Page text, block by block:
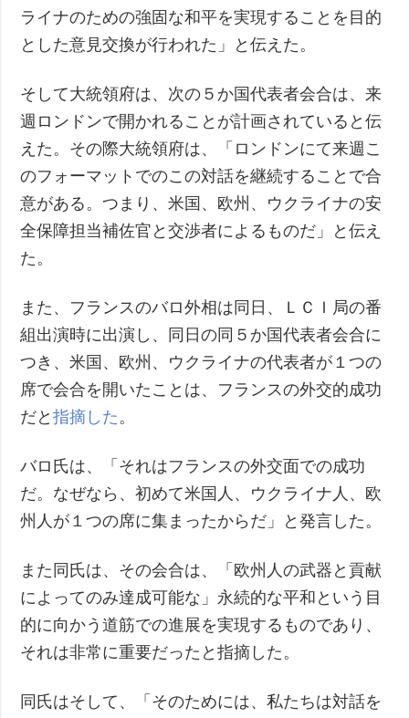
ライナのための強固な和平を実現することを目的
とした意見交換が行われた」と伝えた。
そして大統領府は、次の５か国代表者会合は、来
週ロンドンで開かれることが計画されていると伝
えた。その際大統領府は、「ロンドンにて来週こ
のフォーマットでのこの対話を継続することで合
意がある。つまり、米国、欧州、ウクライナの安
全保障担当補佐官と交渉者によるものだ」と伝え
た。
また、フランスのバロ外相は同日、ＬＣＩ局の番
組出演時に出演し、同日の同５か国代表者会合に
つき、米国、欧州、ウクライナの代表者が１つの
席で会合を開いたことは、フランスの外交的成功
だと指摘した 。
バロ氏は、「それはフランスの外交面での成功
だ。なぜなら、初めて米国人、ウクライナ人、欧
州人が１つの席に集まったからだ」と発言した。
また同氏は、その会合は、「欧州人の武器と貢献
によってのみ達成可能な」永続的な平和という目
的に向かう道筋での進展を実現するものであり、
それは非常に重要だったと指摘した。
同氏はそして、「そのためには、私たちは対話を